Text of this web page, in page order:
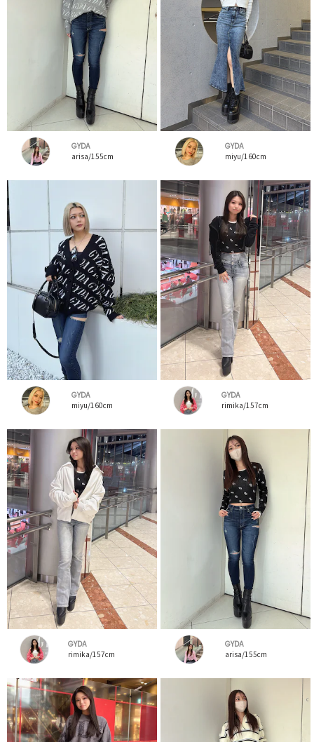
GYDA
arisa/155cm
GYDA
miyu/160cm
GYDA
miyu/160cm
GYDA
rimika/157cm
GYDA
rimika/157cm
GYDA
arisa/155cm